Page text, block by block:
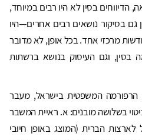
בסין לא היו רבים במיוחד,
בסיקור נושאים רבים אחרים—היו
מרכזי אחד. בכל אופן, לא מדובר
בסין, וגם העיסוק בנושא ברשתות
הרפורמה המשפטית בישראל, מעבר
בשלושה מובנים: א. ראיית המשבר
הברית (המוצג באופן חיובי